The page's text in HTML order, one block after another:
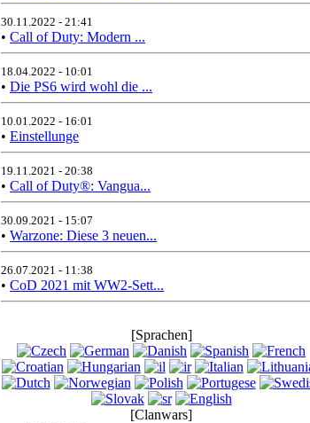
30.11.2022 - 21:41
• Call of Duty: Modern ...
18.04.2022 - 10:01
• Die PS6 wird wohl die ...
10.01.2022 - 16:01
• Einstellunge
19.11.2021 - 20:38
• Call of Duty®: Vangua...
30.09.2021 - 15:07
• Warzone: Diese 3 neuen...
26.07.2021 - 11:38
• CoD 2021 mit WW2-Sett...
[Sprachen]
[Clanwars]